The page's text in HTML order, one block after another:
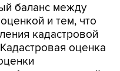
баланс между
и тем, что
кадастровой
оценка